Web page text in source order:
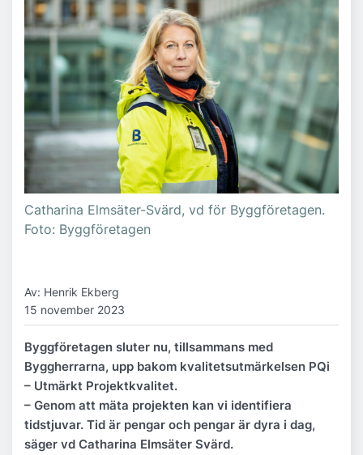
Catharina Elmsäter-Svärd, vd för Byggföretagen.
Foto: Byggföretagen
Av: Henrik Ekberg
15 november 2023
Byggföretagen sluter nu, tillsammans med
Byggherrarna, upp bakom kvalitetsutmärkelsen PQi
– Utmärkt Projektkvalitet.
– Genom att mäta projekten kan vi identifiera
tidstjuvar. Tid är pengar och pengar är dyra i dag,
säger vd Catharina Elmsäter Svärd.